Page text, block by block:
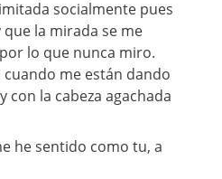
socialmente pues
la mirada se me
lo que nunca miro.
me están dando
con la cabeza agachada
he sentido como tu, a